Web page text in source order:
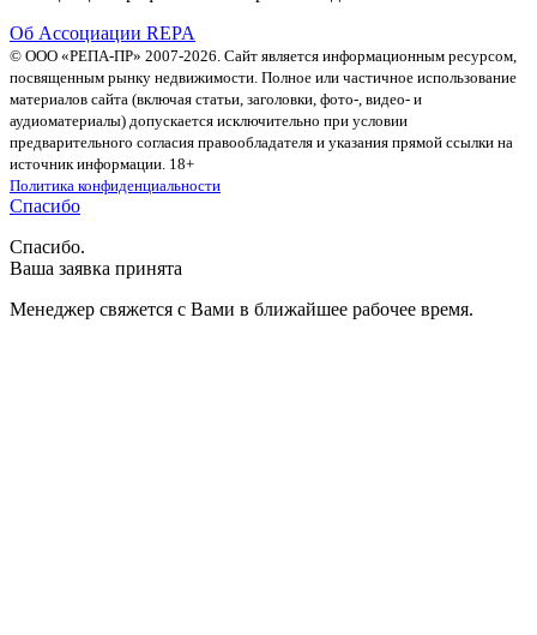
Об Ассоциации REPA
© ООО «РЕПА-ПР» 2007-2026. Сайт является информационным ресурсом,
посвященным рынку недвижимости. Полное или частичное использование
материалов сайта (включая статьи, заголовки, фото-, видео- и
аудиоматериалы) допускается исключительно при условии
предварительного согласия правообладателя и указания прямой ссылки на
источник информации. 18+
Политика конфиденциальности
Спасибо
Спасибо.
Ваша заявка принята
Менеджер свяжется с Вами в ближайшее рабочее время.